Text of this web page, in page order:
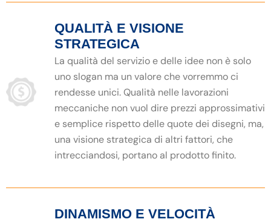
QUALITÀ E VISIONE
STRATEGICA
La qualità del servizio e delle idee non è solo
uno slogan ma un valore che vorremmo ci
rendesse unici. Qualità nelle lavorazioni
meccaniche non vuol dire prezzi approssimativi
e semplice rispetto delle quote dei disegni, ma,
una visione strategica di altri fattori, che
intrecciandosi, portano al prodotto finito.
DINAMISMO E VELOCITÀ